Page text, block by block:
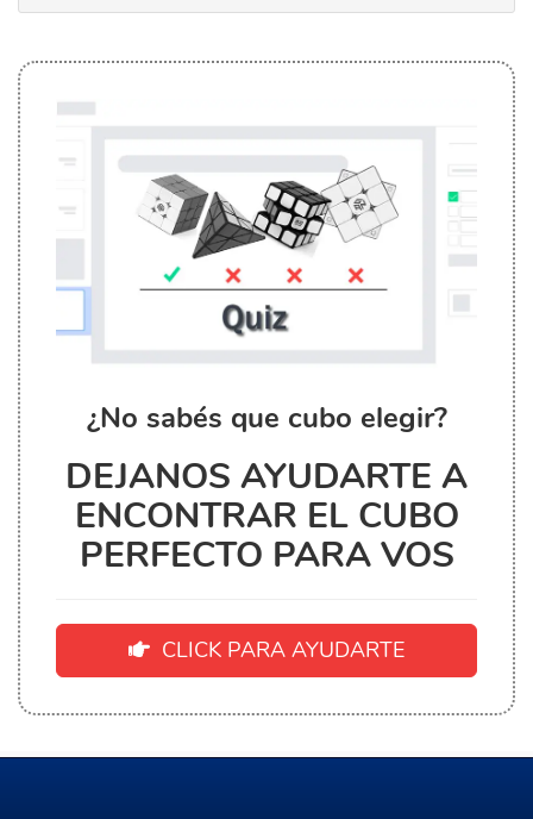
¿No sabés que cubo elegir?
DEJANOS AYUDARTE A
ENCONTRAR EL CUBO
PERFECTO PARA VOS
CLICK PARA AYUDARTE